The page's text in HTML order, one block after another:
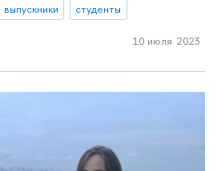
выпускники студенты
10 июля 2023